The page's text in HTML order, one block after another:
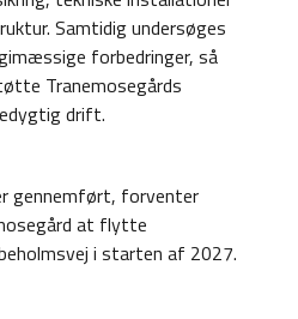
Samtidig undersøges
forbedringer, så
Tranemosegårds
drift.
gennemført, forventer
at flytte
i starten af 2027.